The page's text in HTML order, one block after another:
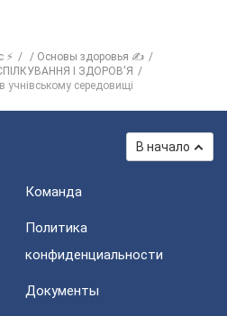
⚡
Основы здоровья ✍
І ЗДОРОВ'Я
учнівському середовищі
В начало
Команда
Политика
конфиденциальности
Документы